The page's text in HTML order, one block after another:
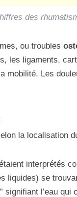
des
ou troubles
les ligaments,
mobilité. Les
la localisation
interprétés
liquides) se
signifiant l’eau qui